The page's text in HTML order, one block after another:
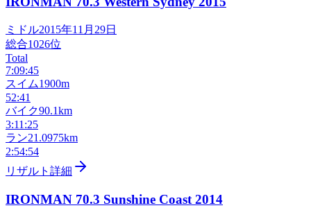
ミドル2015年11月29日
総合1026位
Total
7:09:45
スイム1900m
52:41
バイク90.1km
3:11:25
ラン21.0975km
2:54:54
リザルト詳細
IRONMAN 70.3 Sunshine Coast 2014